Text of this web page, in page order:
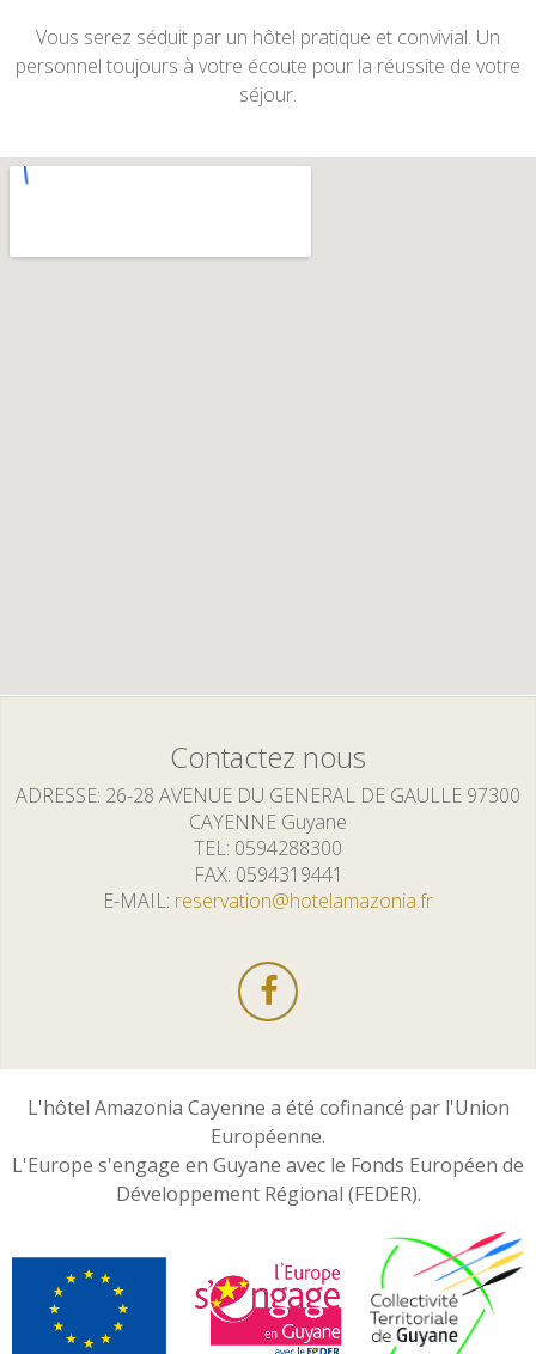
Vous serez séduit par un hôtel pratique et convivial. Un
personnel toujours à votre écoute pour la réussite de votre
séjour.
Contactez nous
ADRESSE 26-28 AVENUE DU GENERAL DE GAULLE 97300
CAYENNE Guyane
TEL 0594288300
FAX 0594319441
E-MAIL reservation@hotelamazonia.fr
L'hôtel Amazonia Cayenne a été cofinancé par l'Union
Européenne.
L'Europe s'engage en Guyane avec le Fonds Européen de
Développement Régional (FEDER).